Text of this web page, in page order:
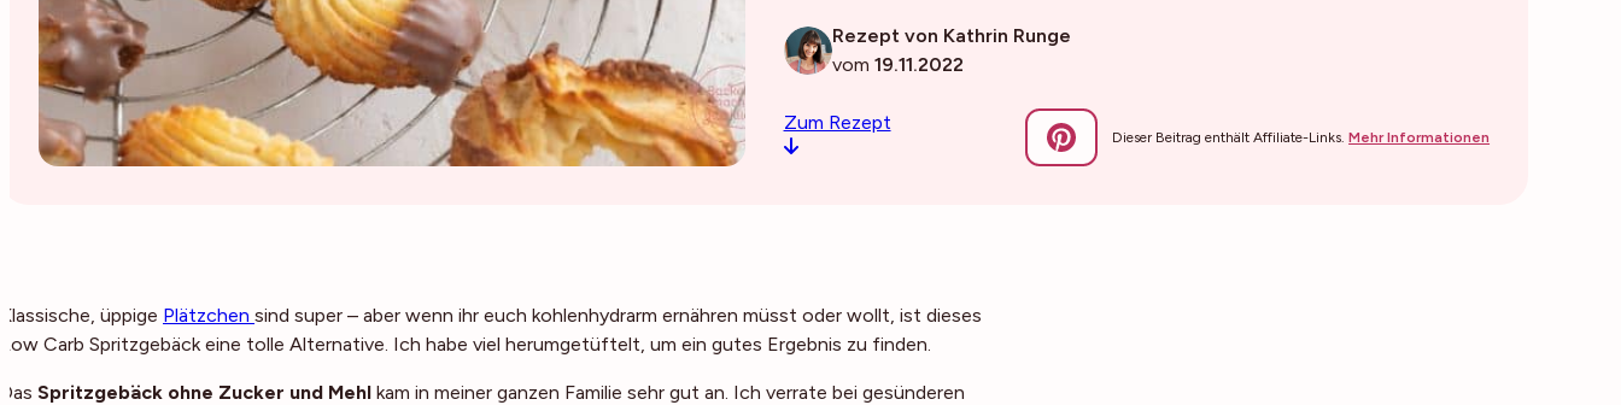
Rezept von Kathrin Runge
vom 19.11.2022
Zum Rezept
Dieser Beitrag enthält Affiliate-Links.Mehr Informationen
Klassische, üppige Plätzchen sind super – aber wenn ihr euch kohlenhydrarm ernähren müsst oder wollt, ist dieses
Low Carb Spritzgebäck eine tolle Alternative. Ich habe viel herumgetüftelt, um ein gutes Ergebnis zu finden.
Das Spritzgebäck ohne Zucker und Mehl kam in meiner ganzen Familie sehr gut an. Ich verrate bei gesünderen